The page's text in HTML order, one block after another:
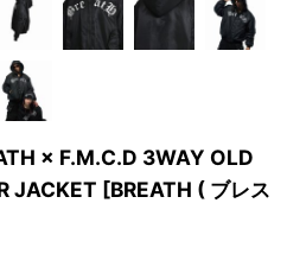
× F.M.C.D 3WAY OLD
JACKET [BREATH ( ブレス